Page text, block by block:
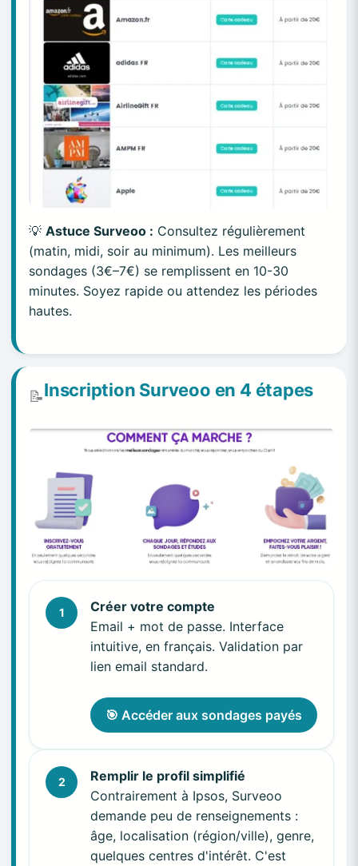
💡 Astuce Surveoo : Consultez régulièrement
(matin, midi, soir au minimum). Les meilleurs
sondages (3€–7€) se remplissent en 10-30
minutes. Soyez rapide ou attendez les périodes
hautes.
📝Inscription Surveoo en 4 étapes
1
Créer votre compte
Email + mot de passe. Interface
intuitive, en français. Validation par
lien email standard.
🎯 Accéder aux sondages payés
2
Remplir le profil simplifié
Contrairement à Ipsos, Surveoo
demande peu de renseignements :
âge, localisation (région/ville), genre,
quelques centres d'intérêt. C'est